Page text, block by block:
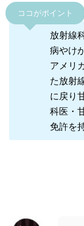
ココがポイント
放射線
病やけ
アメリ
た放射
に戻り
科医・
免許を